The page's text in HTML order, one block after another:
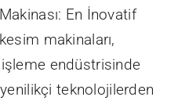
En İnovatif
makinaları,
endüstrisinde
teknolojilerden